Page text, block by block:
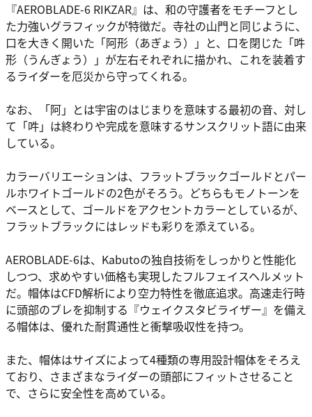
『AEROBLADE-6 RIKZAR』は、和の守護者をモチーフとし
た力強いグラフィックが特徴だ。寺社の山門と同じように、
口を大きく開いた「阿形（あぎょう）」と、口を閉じた「吽
形（うんぎょう）」が左右それぞれに描かれ、これを装着す
るライダーを厄災から守ってくれる。
なお、「阿」とは宇宙のはじまりを意味する最初の音、対し
て「吽」は終わりや完成を意味するサンスクリット語に由来
している。
カラーバリエーションは、フラットブラックゴールドとパー
ルホワイトゴールドの2色がそろう。どちらもモノトーンを
ベースとして、ゴールドをアクセントカラーとしているが、
フラットブラックにはレッドも彩りを添えている。
AEROBLADE-6は、Kabutoの独自技術をしっかりと性能化
しつつ、求めやすい価格も実現したフルフェイスヘルメット
だ。帽体はCFD解析により空力特性を徹底追求。高速走行時
に頭部のブレを抑制する『ウェイクスタビライザー』を備え
る帽体は、優れた耐貫通性と衝撃吸収性を持つ。
また、帽体はサイズによって4種類の専用設計帽体をそろえ
ており、さまざまなライダーの頭部にフィットさせること
で、さらに安全性を高めている。